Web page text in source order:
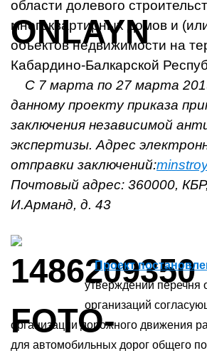
области долевого
многоквартирных домов и
объектов недвижимости на
Кабардино-Балкарской
С 7 марта по 27 марта
данному проекту приказа
заключения независимой
экспертизы. Адрес
отправки заключений:
Почтовый адрес: 360000,
И.Арманд, д. 43
Проект
утверждении перечня
организаций
организации дорожного движения
для автомобильных дорог общего